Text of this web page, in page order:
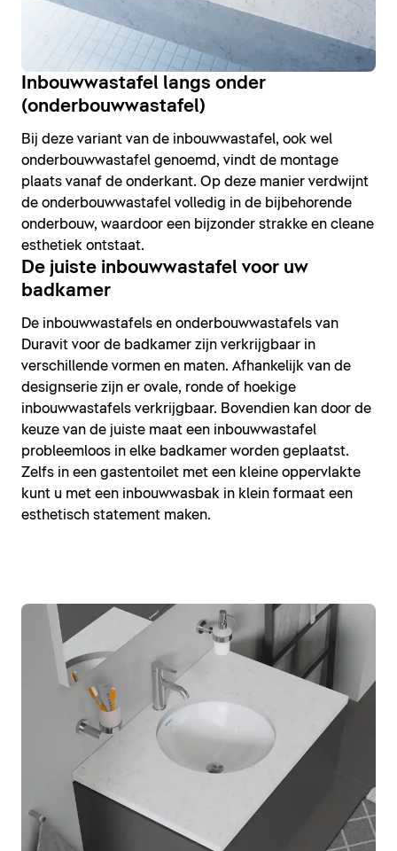
Inbouwwastafel langs onder
(onderbouwwastafel)
Bij deze variant van de inbouwwastafel, ook wel
onderbouwwastafel genoemd, vindt de montage
plaats vanaf de onderkant. Op deze manier verdwijnt
de onderbouwwastafel volledig in de bijbehorende
onderbouw, waardoor een bijzonder strakke en cleane
esthetiek ontstaat.
De juiste inbouwwastafel voor uw
badkamer
De inbouwwastafels en onderbouwwastafels van
Duravit voor de badkamer zijn verkrijgbaar in
verschillende vormen en maten. Afhankelijk van de
designserie zijn er ovale, ronde of hoekige
inbouwwastafels verkrijgbaar. Bovendien kan door de
keuze van de juiste maat een inbouwwastafel
probleemloos in elke badkamer worden geplaatst.
Zelfs in een gastentoilet met een kleine oppervlakte
kunt u met een inbouwwasbak in klein formaat een
esthetisch statement maken.